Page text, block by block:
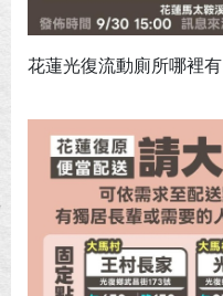
花蓮光復流動廁所哪裡有